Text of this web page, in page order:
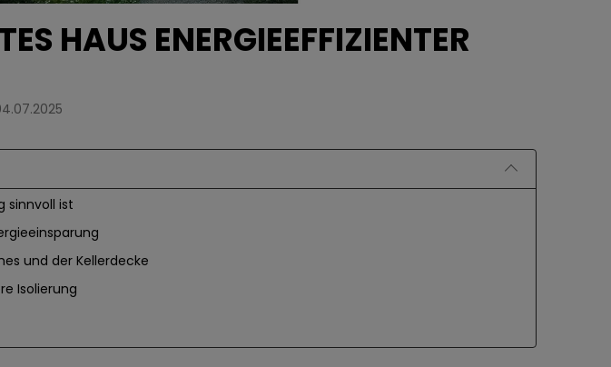
HAUS ENERGIEEFFIZIENTER
sinnvoll ist
und der Kellerdecke
Isolierung